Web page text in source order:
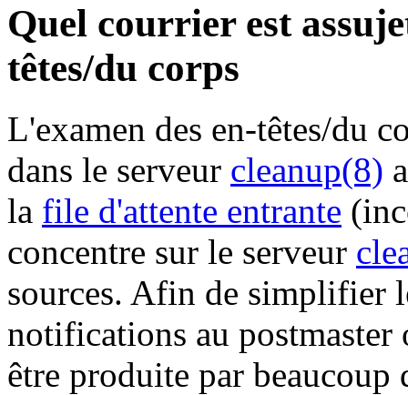
Quel courrier est
têtes/du corps
L'examen des en-têtes/du
dans le serveur cleanup(8)
la file d'attente entrante
concentre sur le serveur
sources. Afin de simplifier
notifications au postmaster
être produite par beaucoup